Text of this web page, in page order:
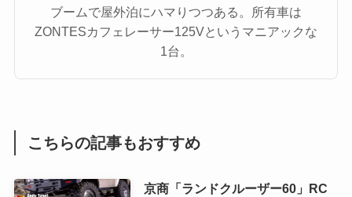
ブームで屋外泊にハマりつつある。所有車は
ZONTESカフェレーサー125Vというマニアックな
1台。
こちらの記事もおすすめ
京商「ランドクルーザー60」RC